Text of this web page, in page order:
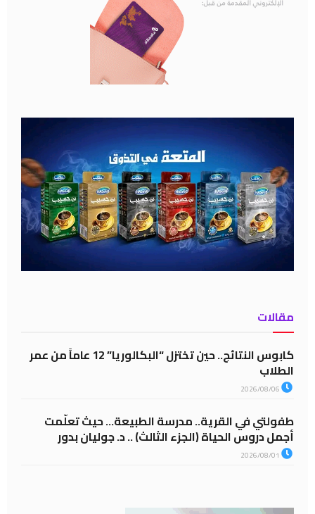
مقالات
كابوس النتائج.. حين تختزل “البكالوريا” 12 عاماً من عمر
الطلاب
طفولتي في القرية.. مدرسة الطبيعة… حيث تعلّمت
أجمل دروس الحياة (الجزء الثالث) .. د. جوليان بدور